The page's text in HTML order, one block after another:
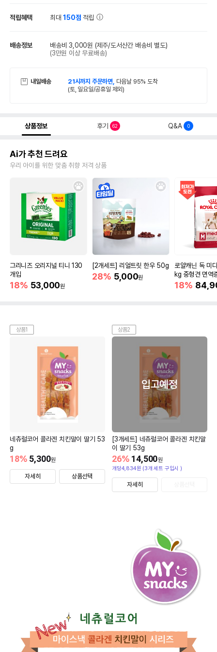
적립혜택 최대150점 적립
배송정보 배송비 3,000원 (제주/도서산간 배송비 별도)
(3만원 이상 무료배송)
내일배송 21시까지 주문하면, 다음날 95% 도착
(토, 일요일/공휴일 제외)
상품정보 후기 62 Q&A 0
Ai가 추천 드려요
우리 아이를 위한 맞춤 취향 저격 상품
그리니즈 오리지널 티니 130
개입
18% 53,000원
[2개세트] 리얼트릿 한우 50g
28% 5,000원
로얄캐닌 독 미
kg 중형견 면역
18%
상품1
네츄럴코어 콜라겐 치킨말이 딸기 53
g
5,300원
18%
자세히 상품선택
상품2
입고예정
[3개세트] 네츄럴코어 콜라겐 치킨말
이 딸기 53g
14,500원
26%
개당4,834원 (3개 세트 구입시 )
자세히